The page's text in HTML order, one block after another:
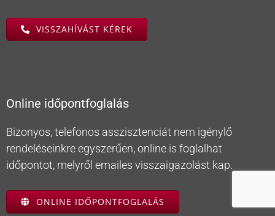
VISSZAHÍVÁST KÉREK
Online időpontfoglalás
Bizonyos, telefonos asszisztenciát nem igénylő
rendeléseinkre egyszerűen, online is foglalhat
időpontot, melyről emailes visszaigazolást kap.
ONLINE IDŐPONTFOGLALÁS